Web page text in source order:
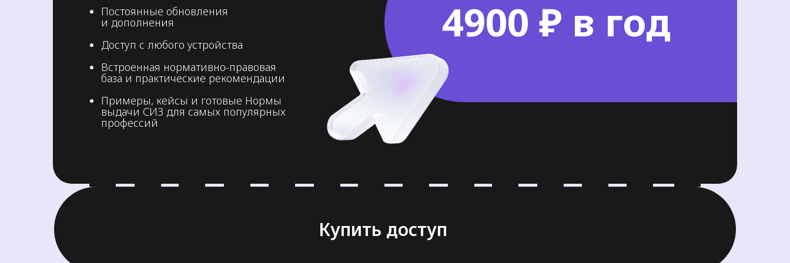
4900 ₽ в год
Постоянные обновления
и дополнения
Доступ с любого устройства
Встроенная нормативно-правовая
база и практические рекомендации
Примеры, кейсы и готовые Нормы
выдачи СИЗ для самых популярных
профессий
Купить доступ